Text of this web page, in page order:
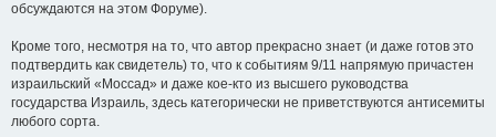
обсуждаются на этом Форуме).
Кроме того, несмотря на то, что автор прекрасно знает (и даже готов это
подтвердить как свидетель) то, что к событиям 9/11 напрямую причастен
израильский «Моссад» и даже кое-кто из высшего руководства
государства Израиль, здесь категорически не приветствуются антисемиты
любого сорта.